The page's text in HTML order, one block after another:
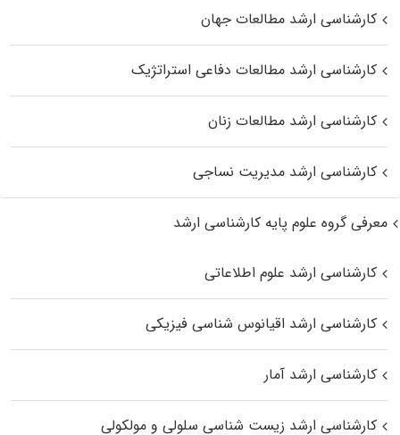
کارشناسی ارشد مطالعات جهان
کارشناسی ارشد مطالعات دفاعی استراتژیک
کارشناسی ارشد مطالعات زنان
کارشناسی ارشد مدیریت نساجی
معرفی گروه علوم پایه کارشناسی ارشد
کارشناسی ارشد علوم اطلاعاتی
کارشناسی ارشد اقیانوس‌ شناسی فیزیکی
کارشناسی ارشد آمار
کارشناسی ارشد زیست شناسی سلولی و مولکولی